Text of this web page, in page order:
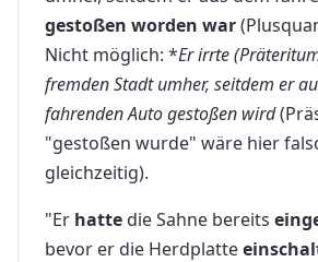
gestoßen worden war
Nicht möglich: *Er irrte
fremden Stadt umher, seitdem er
fahrenden Auto gestoßen wird
"gestoßen wurde" wäre hier
gleichzeitig).
"Er hattedie Sahne bereits
bevor er die Herdplatte